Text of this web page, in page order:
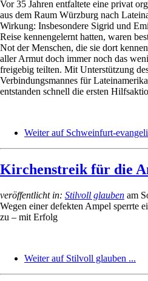
Vor 35 Jahren entfaltete eine privat
aus dem Raum Würzburg nach
Wirkung: Insbesondere Sigrid und
Reise kennengelernt hatten, waren
Not der Menschen, die sie dort
aller Armut doch immer noch das
freigebig teilten. Mit Unterstützung
Verbindungsmannes für
entstanden schnell die ersten
Weiter auf Schweinfurt-
Kirchenstreik für die
veröffentlicht in: Stilvoll glauben am
Wegen einer defekten Ampel sperrte
zu – mit Erfolg
Weiter auf Stilvoll glauben ...